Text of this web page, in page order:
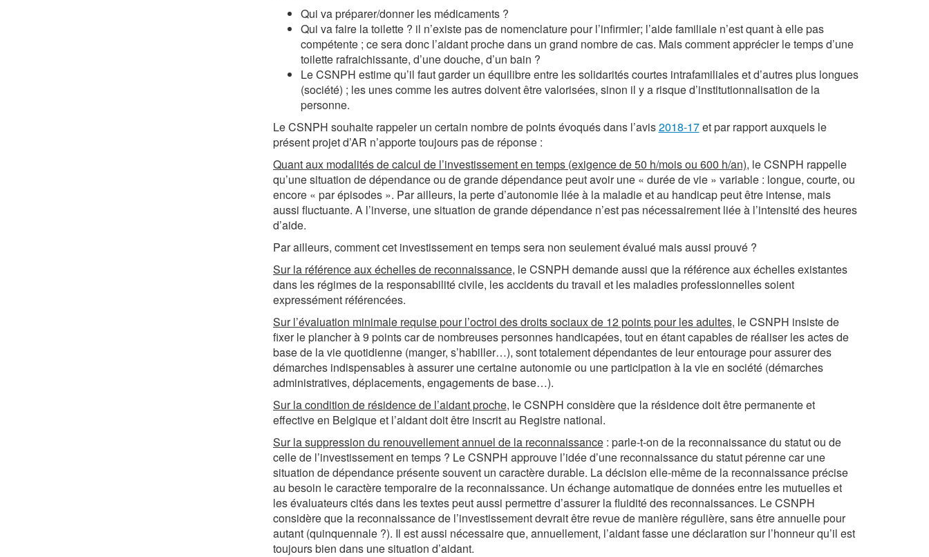
Qui va préparer/donner les médicaments ?
Qui va faire la toilette ? il n’existe pas de nomenclature pour l’infirmier; l’aide familiale n’est quant à elle pas
compétente ; ce sera donc l’aidant proche dans un grand nombre de cas. Mais comment apprécier le temps d’une
toilette rafraichissante, d’une douche, d’un bain ?
Le CSNPH estime qu’il faut garder un équilibre entre les solidarités courtes intrafamiliales et d’autres plus longues
(société) ; les unes comme les autres doivent être valorisées, sinon il y a risque d’institutionnalisation de la
personne.
Le CSNPH souhaite rappeler un certain nombre de points évoqués dans l’avis2018-17et par rapport auxquels le
présent projet d’AR n’apporte toujours pas de réponse :
Quant aux modalités de calcul de l’investissement en temps (exigence de 50 h/mois ou 600 h/an), le CSNPH rappelle
qu’une situation de dépendance ou de grande dépendance peut avoir une « durée de vie » variable : longue, courte, ou
encore « par épisodes ». Par ailleurs, la perte d’autonomie liée à la maladie et au handicap peut être intense, mais
aussi fluctuante. A l’inverse, une situation de grande dépendance n’est pas nécessairement liée à l’intensité des heures
d’aide.
Par ailleurs, comment cet investissement en temps sera non seulement évalué mais aussi prouvé ?
Sur la référence aux échelles de reconnaissance, le CSNPH demande aussi que la référence aux échelles existantes
dans les régimes de la responsabilité civile, les accidents du travail et les maladies professionnelles soient
expressément référencées.
Sur l’évaluation minimale requise pour l’octroi des droits sociaux de 12 points pour les adultes, le CSNPH insiste de
fixer le plancher à 9 points car de nombreuses personnes handicapées, tout en étant capables de réaliser les actes de
base de la vie quotidienne (manger, s’habiller…), sont totalement dépendantes de leur entourage pour assurer des
démarches indispensables à assurer une certaine autonomie ou une participation à la vie en société (démarches
administratives, déplacements, engagements de base…).
Sur la condition de résidence de l’aidant proche, le CSNPH considère que la résidence doit être permanente et
effective en Belgique et l’aidant doit être inscrit au Registre national.
Sur la suppression du renouvellement annuel de la reconnaissance: parle-t-on de la reconnaissance du statut ou de
celle de l’investissement en temps ? Le CSNPH approuve l’idée d’une reconnaissance du statut pérenne car une
situation de dépendance présente souvent un caractère durable. La décision elle-même de la reconnaissance précise
au besoin le caractère temporaire de la reconnaissance. Un échange automatique de données entre les mutuelles et
les évaluateurs cités dans les textes peut aussi permettre d’assurer la fluidité des reconnaissances. Le CSNPH
considère que la reconnaissance de l’investissement devrait être revue de manière régulière, sans être annuelle pour
autant (quinquennale ?). Il est aussi nécessaire que, annuellement, l’aidant fasse une déclaration sur l’honneur qu’il est
toujours bien dans une situation d’aidant.